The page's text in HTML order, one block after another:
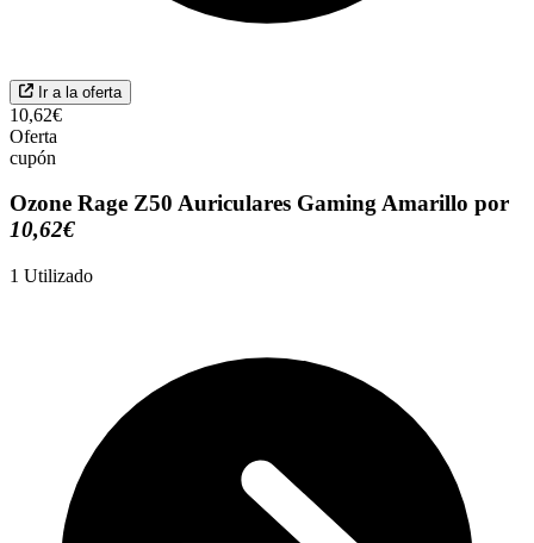
Ir a la oferta
10,62€
Oferta
cupón
Ozone Rage Z50 Auriculares Gaming Amarillo por
10,62€
1 Utilizado